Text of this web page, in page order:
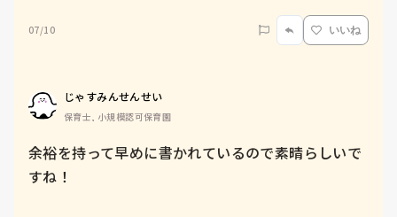
07/10 いいね
じゃすみんせんせい
保育士, 小規模認可保育園
余裕を持って早めに書かれているので素晴らしいで
すね！